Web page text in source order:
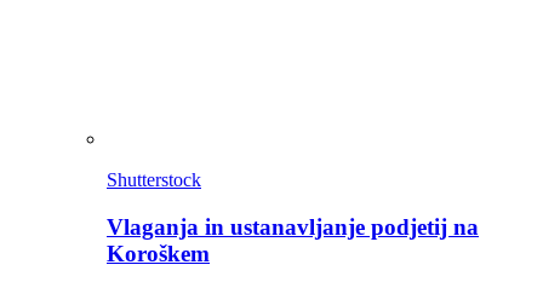
Shutterstock
Vlaganja in ustanavljanje podjetij na
Koroškem